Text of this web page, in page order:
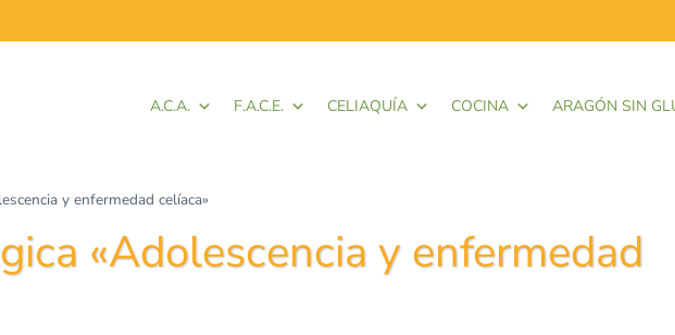
A.C.A. F.A.C.E. CELIAQUÍA COCINA ARAGÓN SIN
y enfermedad celíaca»
«Adolescencia y enfermedad